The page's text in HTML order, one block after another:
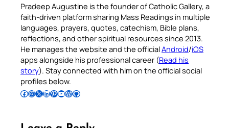
Pradeep Augustine is the founder of Catholic Gallery, a
faith-driven platform sharing Mass Readings in multiple
languages, prayers, quotes, catechism, Bible plans,
reflections, and other spiritual resources since 2013.
He manages the website and the officialAndroid/iOS
apps alongside his professional career (Read his
story). Stay connected with him on the official social
profiles below.
Follow Pradeep on Facebook Follow Pradeep on InstagramFollow Pradeep on X Follow Pradeep on LinkedIn Follow Pradeep on Pinterest Subscribe to Pradeep’s Youtube Channel Follow Pradeep on WordPress Follow Pradeep on GitHub